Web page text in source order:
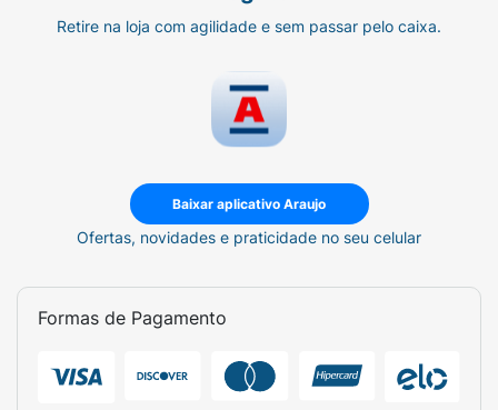
Retire na loja com agilidade e sem passar pelo caixa.
Baixar aplicativo Araujo
Ofertas, novidades e praticidade no seu celular
Formas de Pagamento